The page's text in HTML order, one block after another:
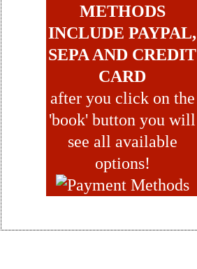
METHODS
INCLUDE PAYPAL,
SEPA AND CREDIT
CARD
after you click on the
'book' button you will
see all available
options!